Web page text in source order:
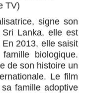
TV)
signe son
Lanka, elle est
2013, elle saisit
biologique.
de son histoire un
Le film
famille adoptive